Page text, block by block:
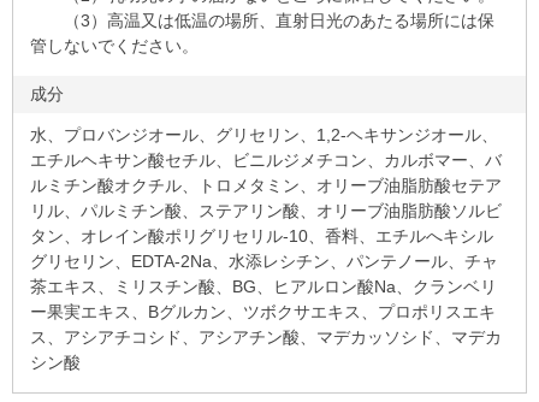
（3）高温又は低温の場所、直射日光のあたる場所には保
管しないでください。
成分
水、プロバンジオール、グリセリン、1,2-ヘキサンジオール、
エチルヘキサン酸セチル、ビニルジメチコン、カルボマー、バ
ルミチン酸オクチル、トロメタミン、オリーブ油脂肪酸セテア
リル、パルミチン酸、ステアリン酸、オリーブ油脂肪酸ソルビ
タン、オレイン酸ポリグリセリル-10、香料、エチルへキシル
グリセリン、EDTA-2Na、水添レシチン、パンテノール、チャ
茶エキス、ミリスチン酸、BG、ヒアルロン酸Na、クランベリ
ー果実エキス、Bグルカン、ツボクサエキス、プロポリスエキ
ス、アシアチコシド、アシアチン酸、マデカッソシド、マデカ
シン酸